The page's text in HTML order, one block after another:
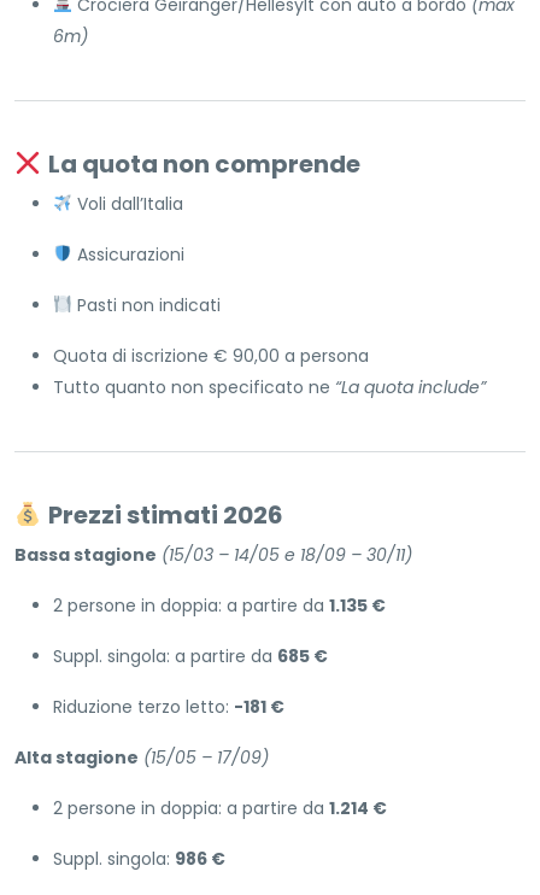
6m)
La quota non comprende
Voli dall’Italia
Assicurazioni
Pasti non indicati
Quota di iscrizione € 90,00 a persona
Tutto quanto non specificato ne “La quota include”
Prezzi stimati 2026
Bassa stagione (15/03 – 14/05 e 18/09 – 30/11)
2 persone in doppia: a partire da 1.135 €
Suppl. singola: a partire da 685 €
Riduzione terzo letto: -181 €
Alta stagione (15/05 – 17/09)
2 persone in doppia: a partire da 1.214 €
Suppl. singola: 986 €